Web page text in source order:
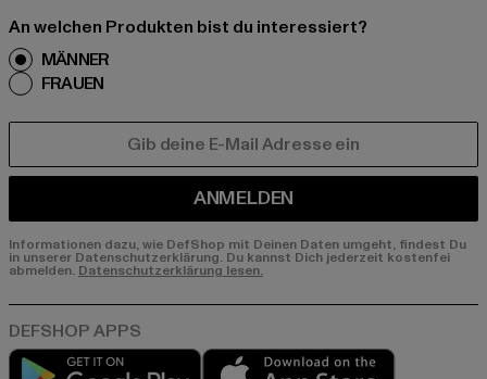
An welchen Produkten bist du interessiert?
MÄNNER
FRAUEN
ANMELDEN
Informationen dazu, wie DefShop mit Deinen Daten umgeht, findest Du
in unserer Datenschutzerklärung. Du kannst Dich jederzeit kostenfei
abmelden. Datenschutzerklärung lesen.
Play market